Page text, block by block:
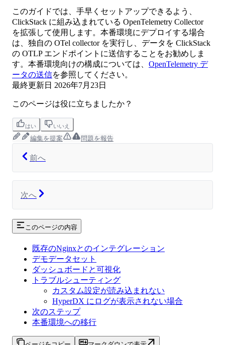
このガイドでは、手早くセットアップできるよう、
ClickStack に組み込まれている OpenTelemetry Collector
を拡張して使用します。本番環境にデプロイする場合
は、独自の OTel collector を実行し、データを ClickStack
の OTLP エンドポイントに送信することをお勧めしま
す。本番環境向けの構成については、 OpenTelemetry デ
ータの送信を参照してください。
最終更新日 2026年7月23日
このページは役に立ちましたか？
はい いいえ
編集を提案 問題を報告
前へ
次へ
このページの内容
既存のNginxとのインテグレーション
デモデータセット
ダッシュボードと可視化
トラブルシューティング
カスタム設定が読み込まれない
HyperDX にログが表示されない場合
次のステップ
本番環境への移行